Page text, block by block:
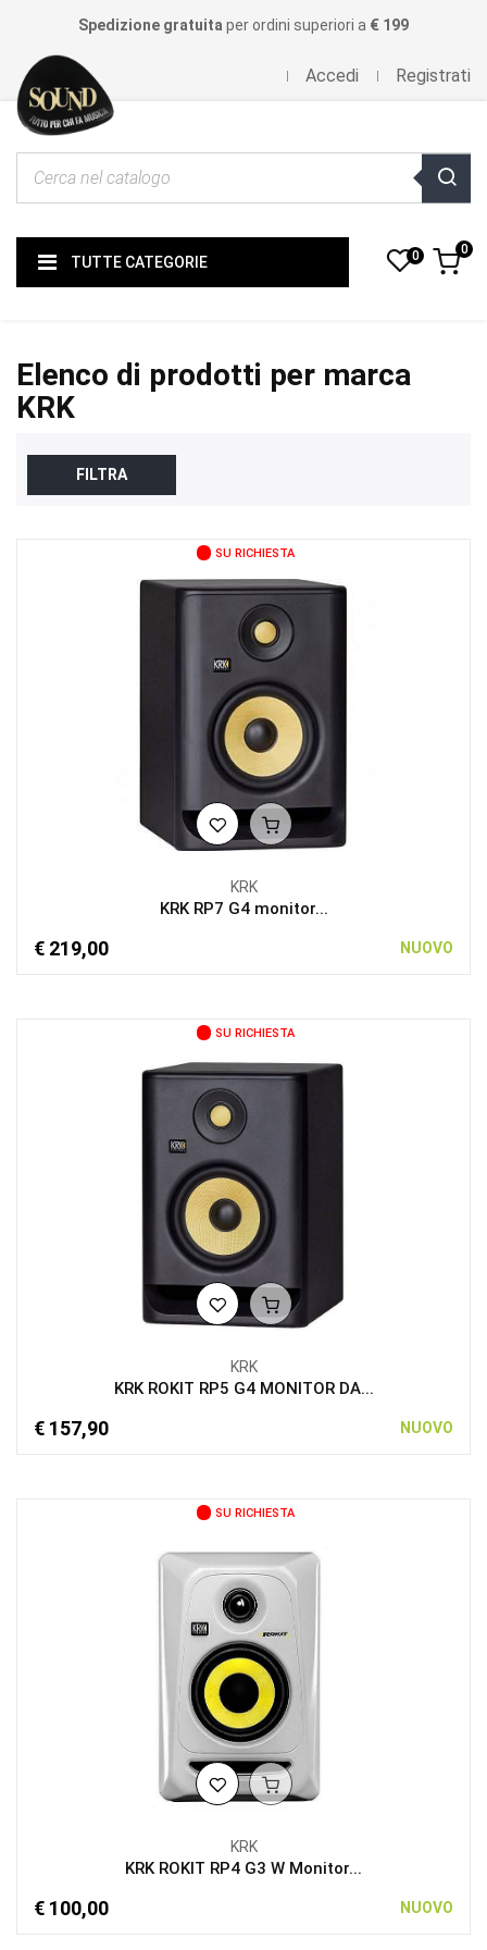
Spedizione gratuita per ordini superiori a € 199
Accedi Registrati
TUTTE CATEGORIE 0 0
Elenco di prodotti per marca
KRK
FILTRA
SU RICHIESTA
KRK
KRK RP7 G4 monitor...
€ 219,00 NUOVO
SU RICHIESTA
KRK
KRK ROKIT RP5 G4 MONITOR DA...
€ 157,90 NUOVO
SU RICHIESTA
KRK
KRK ROKIT RP4 G3 W Monitor...
€ 100,00 NUOVO